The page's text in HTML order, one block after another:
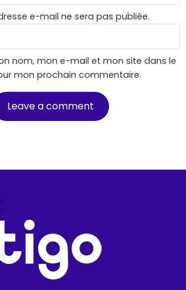
e-mail ne sera pas publiée.
nom, mon e-mail et mon site dans le
mon prochain commentaire.